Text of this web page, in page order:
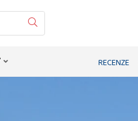
Vyhledat
RECENZE